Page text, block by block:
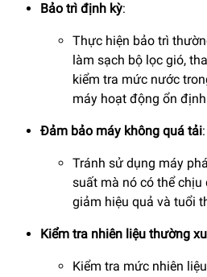
Bảo trì định kỳ:
Thực hiện bảo trì
làm sạch bộ lọc gió,
kiểm tra mức nước
máy hoạt động ổn
Đảm bảo máy không quá tải:
Tránh sử dụng máy
suất mà nó có thể chịu
giảm hiệu quả và tuổi
Kiểm tra nhiên liệu thường
Kiểm tra mức nhiên